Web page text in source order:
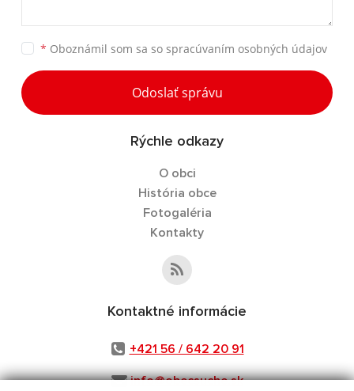
* Oboznámil som sa so spracúvaním osobných údajov
Odoslať správu
Rýchle odkazy
O obci
História obce
Fotogaléria
Kontakty
Kontaktné informácie
+421 56 / 642 20 91
info@obecsuche.sk